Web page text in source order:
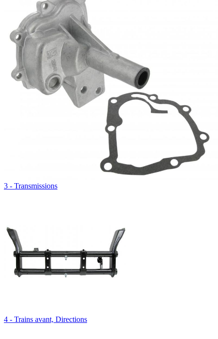
3 - Transmissions
4 - Trains avant, Directions